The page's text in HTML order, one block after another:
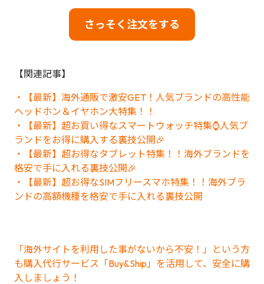
さっそく注文をする
【関連記事】
・【最新】海外通販で激安GET！人気ブランドの高性能
ヘッドホン＆イヤホン大特集！！
・【最新】超お買い得なスマートウォッチ特集⌚人気ブ
ランドをお得に購入する裏技公開🎉
・【最新】超お得なタブレット特集！！海外ブランドを
格安で手に入れる裏技公開🎉
・【最新】超お得なSIMフリースマホ特集！！海外ブラ
ンドの高額機種を格安で手に入れる裏技公開
「海外サイトを利用した事がないから不安！」という方
も購入代行サービス「Buy&Ship」を活用して、安全に購
入しましょう！